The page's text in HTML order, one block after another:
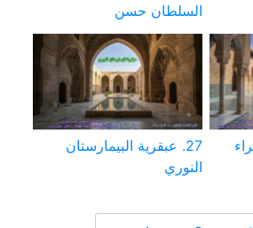
السلطان حسن
27. عبقرية البيمارستان
النوري